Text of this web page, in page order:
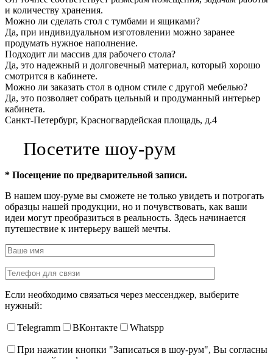
и количеству хранения.
Можно ли сделать стол с тумбами и ящиками?
Да, при индивидуальном изготовлении можно заранее
продумать нужное наполнение.
Подходит ли массив для рабочего стола?
Да, это надежный и долговечный материал, который хорошо
смотрится в кабинете.
Можно ли заказать стол в одном стиле с другой мебелью?
Да, это позволяет собрать цельный и продуманный интерьер
кабинета.
Санкт-Петербург, Красногвардейская площадь, д.4
Посетите шоу-рум
* Посещение по предварительной записи.
В нашем шоу-руме вы сможете не только увидеть и потрогать
образцы нашей продукции, но и почувствовать, как ваши
идеи могут преобразиться в реальность. Здесь начинается
путешествие к интерьеру вашей мечты.
Если необходимо связаться через мессенджер, выберите
нужный:
Telegramm ВКонтакте Whatspp
При нажатии кнопки "Записаться в шоу-рум", Вы согласны